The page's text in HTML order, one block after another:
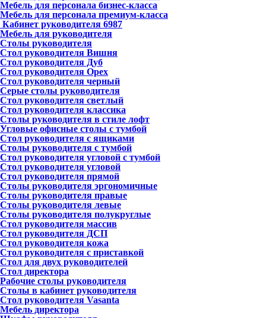
Мебель для персонала бизнес-класса
Мебель для персонала премиум-класса
Кабинет руководителя 6987
Мебель для руководителя
Столы руководителя
Стол руководителя Вишня
Стол руководителя Дуб
Стол руководителя Орех
Стол руководителя черный
Серые столы руководителя
Стол руководителя светлый
Стол руководителя классика
Столы руководителя в стиле лофт
Угловые офисные столы с тумбой
Стол руководителя с ящиками
Столы руководителя с тумбой
Стол руководителя угловой с тумбой
Стол руководителя угловой
Стол руководителя прямой
Столы руководителя эргономичные
Столы руководителя правые
Столы руководителя левые
Столы руководителя полукруглые
Стол руководителя массив
Стол руководителя ДСП
Стол руководителя кожа
Стол руководителя с приставкой
Стол для двух руководителей
Стол директора
Рабочие столы руководителя
Столы в кабинет руководителя
Стол руководителя Vasanta
Мебель директора